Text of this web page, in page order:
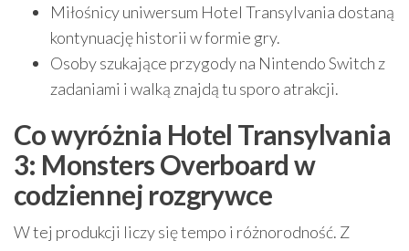
Miłośnicy uniwersum Hotel Transylvania dostaną
kontynuację historii w formie gry.
Osoby szukające przygody na Nintendo Switch z
zadaniami i walką znajdą tu sporo atrakcji.
Co wyróżnia Hotel Transylvania
3: Monsters Overboard w
codziennej rozgrywce
W tej produkcji liczy się tempo i różnorodność. Z